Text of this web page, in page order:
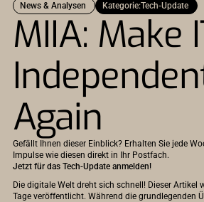
News & Analysen Kategorie:Tech-Update
MIIA: Make
Again
Gefällt Ihnen dieser Einblick? Erhalten Sie jede
Impulse wie diesen direkt in Ihr Postfach.
Jetzt für das Tech-Update anmelden!
Die digitale Welt dreht sich schnell! Dieser Artikel
Tage veröffentlicht. Während die grundlegenden